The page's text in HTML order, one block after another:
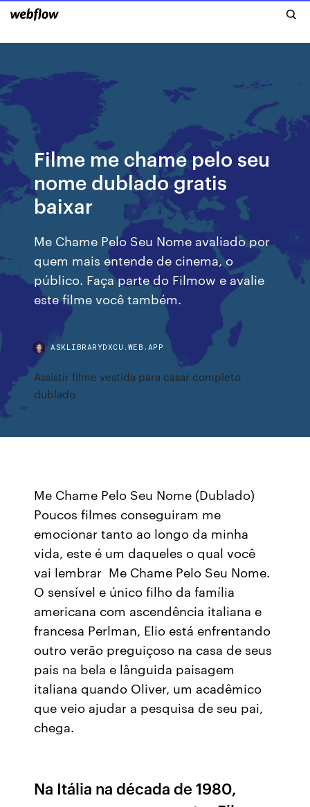
Filme me chame pelo seu
nome dublado gratis
baixar
Me Chame Pelo Seu Nome avaliado por
quem mais entende de cinema, o
público. Faça parte do Filmow e avalie
este filme você também.
ASKLIBRARYDXCU.WEB.APP
Assistir filme vestida para casar completo
dublado
Me Chame Pelo Seu Nome (Dublado)
Poucos filmes conseguiram me
emocionar tanto ao longo da minha
vida, este é um daqueles o qual você
vai lembrar Me Chame Pelo Seu Nome.
O sensível e único filho da família
americana com ascendência italiana e
francesa Perlman, Elio está enfrentando
outro verão preguiçoso na casa de seus
pais na bela e lânguida paisagem
italiana quando Oliver, um acadêmico
que veio ajudar a pesquisa de seu pai,
chega.
Na Itália na década de 1980,